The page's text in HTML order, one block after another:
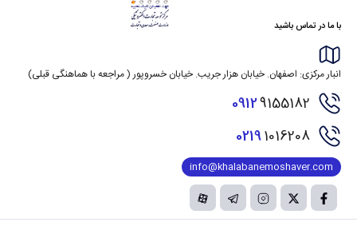
با ما در تماس باشید
انبار مرکزی: اصفهان. خیابان هزار جریب. خیابان خسروپور ( مراجعه با هماهنگی قبلی)
09129155182
02191016208
info@khalabanemoshaver.com